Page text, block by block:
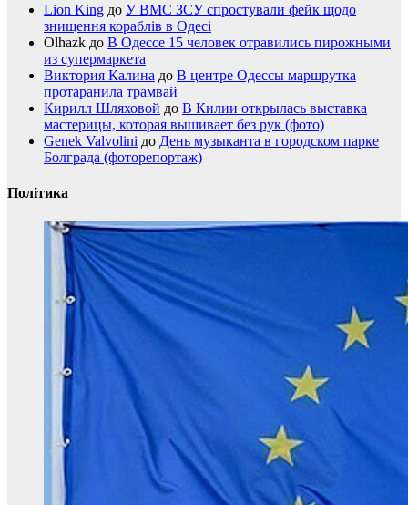
Lion King до У ВМС ЗСУ спростували фейк щодо
знищення кораблів в Одесі
Olhazk до В Одессе 15 человек отравились пирожными
из супермаркета
Виктория Калина до В центре Одессы маршрутка
протаранила трамвай
Кирилл Шляховой до В Килии открылась выставка
мастерицы, которая вышивает без рук (фото)
Genek Valvolini до День музыканта в городском парке
Болграда (фоторепортаж)
Політика